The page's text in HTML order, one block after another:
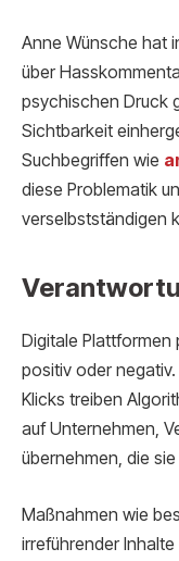
Anne Wünsche hat
über
psychischen Druck
Sichtbarkeit
Suchbegriffen wie
diese Problematik
verselbstständigen
Digitale Plattformen
positiv oder
Klicks treiben
auf Unternehmen,
übernehmen, die
Maßnahmen wie
irreführender